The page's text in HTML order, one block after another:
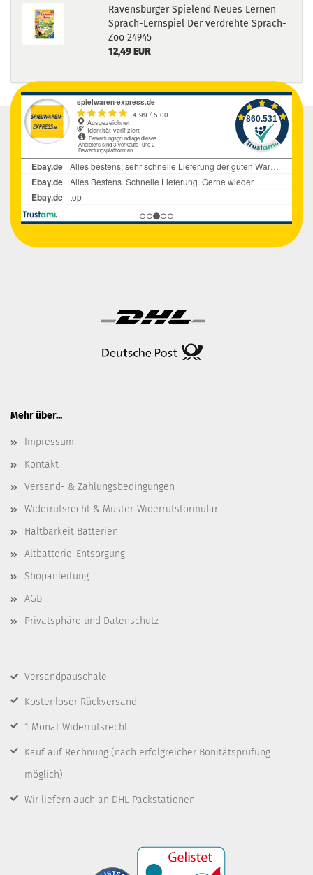
Ravensburger Spielend Neues Lernen
Sprach-Lernspiel Der verdrehte Sprach-
Zoo 24945
12,49 EUR
Mehr über...
Impressum
Kontakt
Versand- & Zahlungsbedingungen
Widerrufsrecht & Muster-Widerrufsformular
Haltbarkeit Batterien
Altbatterie-Entsorgung
Shopanleitung
AGB
Privatsphäre und Datenschutz
Versandpauschale
Kostenloser Rückversand
1 Monat Widerrufsrecht
Kauf auf Rechnung (nach erfolgreicher Bonitätsprüfung
möglich)
Wir liefern auch an DHL Packstationen